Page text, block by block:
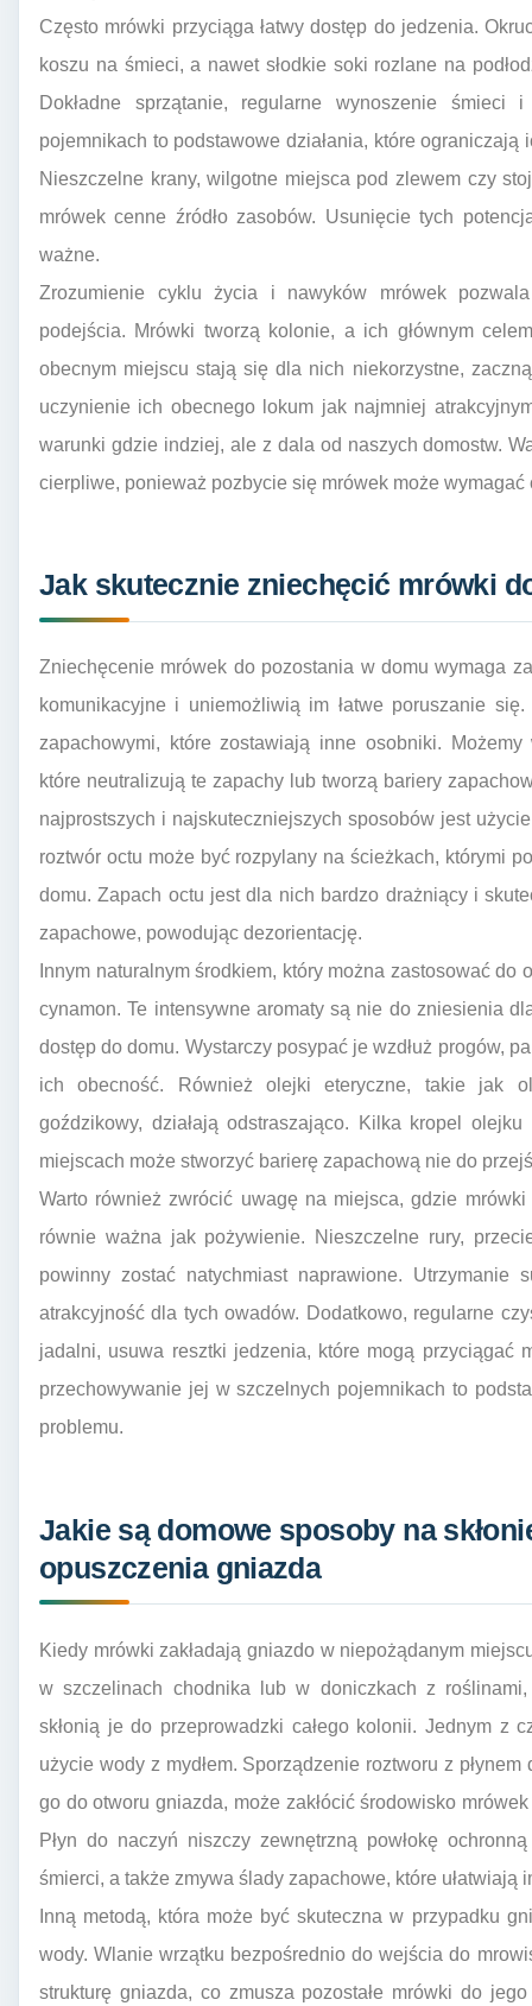
Często mrówki przyciąga łatwy dostęp do jedzenia.
koszu na śmieci, a nawet słodkie soki rozlane na
Dokładne sprzątanie, regularne wynoszenie śmieci
pojemnikach to podstawowe działania, które
Nieszczelne krany, wilgotne miejsca pod zlewem czy
mrówek cenne źródło zasobów. Usunięcie tych
ważne.
Zrozumienie cyklu życia i nawyków mrówek
podejścia. Mrówki tworzą kolonie, a ich głównym
obecnym miejscu stają się dla nich niekorzystne,
uczynienie ich obecnego lokum jak najmniej
warunki gdzie indziej, ale z dala od naszych domostw.
cierpliwe, ponieważ pozbycie się mrówek może
Jak skutecznie zniechęcić mrówki
Zniechęcenie mrówek do pozostania w domu wymaga
komunikacyjne i uniemożliwią im łatwe poruszanie
zapachowymi, które zostawiają inne osobniki.
które neutralizują te zapachy lub tworzą bariery
najprostszych i najskuteczniejszych sposobów jest
roztwór octu może być rozpylany na ścieżkach, którymi
domu. Zapach octu jest dla nich bardzo drażniący i
zapachowe, powodując dezorientację.
Innym naturalnym środkiem, który można zastosować
cynamon. Te intensywne aromaty są nie do zniesienia
dostęp do domu. Wystarczy posypać je wzdłuż progów,
ich obecność. Również olejki eteryczne, takie jak
goździkowy, działają odstraszająco. Kilka kropel
miejscach może stworzyć barierę zapachową nie do
Warto również zwrócić uwagę na miejsca, gdzie
równie ważna jak pożywienie. Nieszczelne rury,
powinny zostać natychmiast naprawione.
atrakcyjność dla tych owadów. Dodatkowo, regularne
jadalni, usuwa resztki jedzenia, które mogą przyciągać
przechowywanie jej w szczelnych pojemnikach to
problemu.
Jakie są domowe sposoby na
opuszczenia gniazda
Kiedy mrówki zakładają gniazdo w niepożądanym
w szczelinach chodnika lub w doniczkach z
skłonią je do przeprowadzki całego kolonii. Jednym z
użycie wody z mydłem. Sporządzenie roztworu z
go do otworu gniazda, może zakłócić środowisko
Płyn do naczyń niszczy zewnętrzną powłokę
śmierci, a także zmywa ślady zapachowe, które ułatwiają
Inną metodą, która może być skuteczna w przypadku
wody. Wlanie wrzątku bezpośrednio do wejścia do
strukturę gniazda, co zmusza pozostałe mrówki do